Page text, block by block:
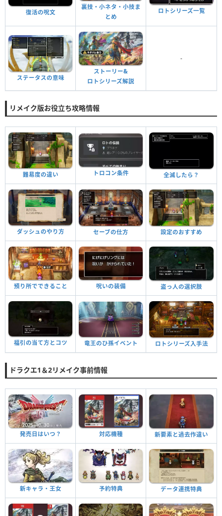
復活の呪文
裏技・小ネタ・小技ま
とめ
ロトシリーズ一覧
ステータスの意味
ストーリー&
ロトシリーズ解説
-
リメイク版お役立ち攻略情報
難易度の違い トロコン条件 全滅したら？
ダッシュのやり方 セーブの仕方 設定のおすすめ
預り所でできること 呪いの装備 盗っ人の選択肢
福引の当て方とコツ 竜王のひ孫イベント ロトシリーズ入手法
ドラクエ1＆2リメイク事前情報
発売日はいつ？ 対応機種 新要素と過去作違い
新キャラ・王女 予約特典 データ連携特典